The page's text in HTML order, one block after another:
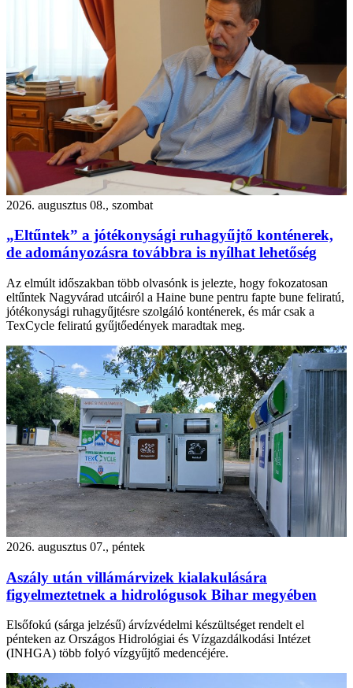
2026. augusztus 08., szombat
„Eltűntek” a jótékonysági ruhagyűjtő konténerek,
de adományozásra továbbra is nyílhat lehetőség
Az elmúlt időszakban több olvasónk is jelezte, hogy fokozatosan
eltűntek Nagyvárad utcáiról a Haine bune pentru fapte bune feliratú,
jótékonysági ruhagyűjtésre szolgáló konténerek, és már csak a
TexCycle feliratú gyűjtőedények maradtak meg.
2026. augusztus 07., péntek
Aszály után villámárvizek kialakulására
figyelmeztetnek a hidrológusok Bihar megyében
Elsőfokú (sárga jelzésű) árvízvédelmi készültséget rendelt el
pénteken az Országos Hidrológiai és Vízgazdálkodási Intézet
(INHGA) több folyó vízgyűjtő medencéjére.